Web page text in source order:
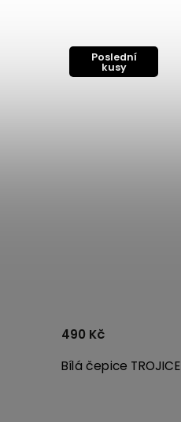
Poslední
kusy
Bílá čepice TROJICE
490 Kč